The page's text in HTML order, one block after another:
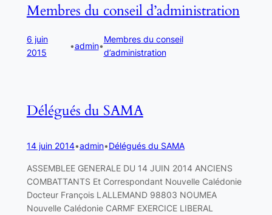
Membres du conseil d’administration
6 juin
2015
•admin•
Membres du conseil
d’administration
Délégués du SAMA
14 juin 2014•admin•Délégués du SAMA
ASSEMBLEE GENERALE DU 14 JUIN 2014 ANCIENS
COMBATTANTS Et Correspondant Nouvelle Calédonie
Docteur François LALLEMAND 98803 NOUMEA
Nouvelle Calédonie CARMF EXERCICE LIBERAL